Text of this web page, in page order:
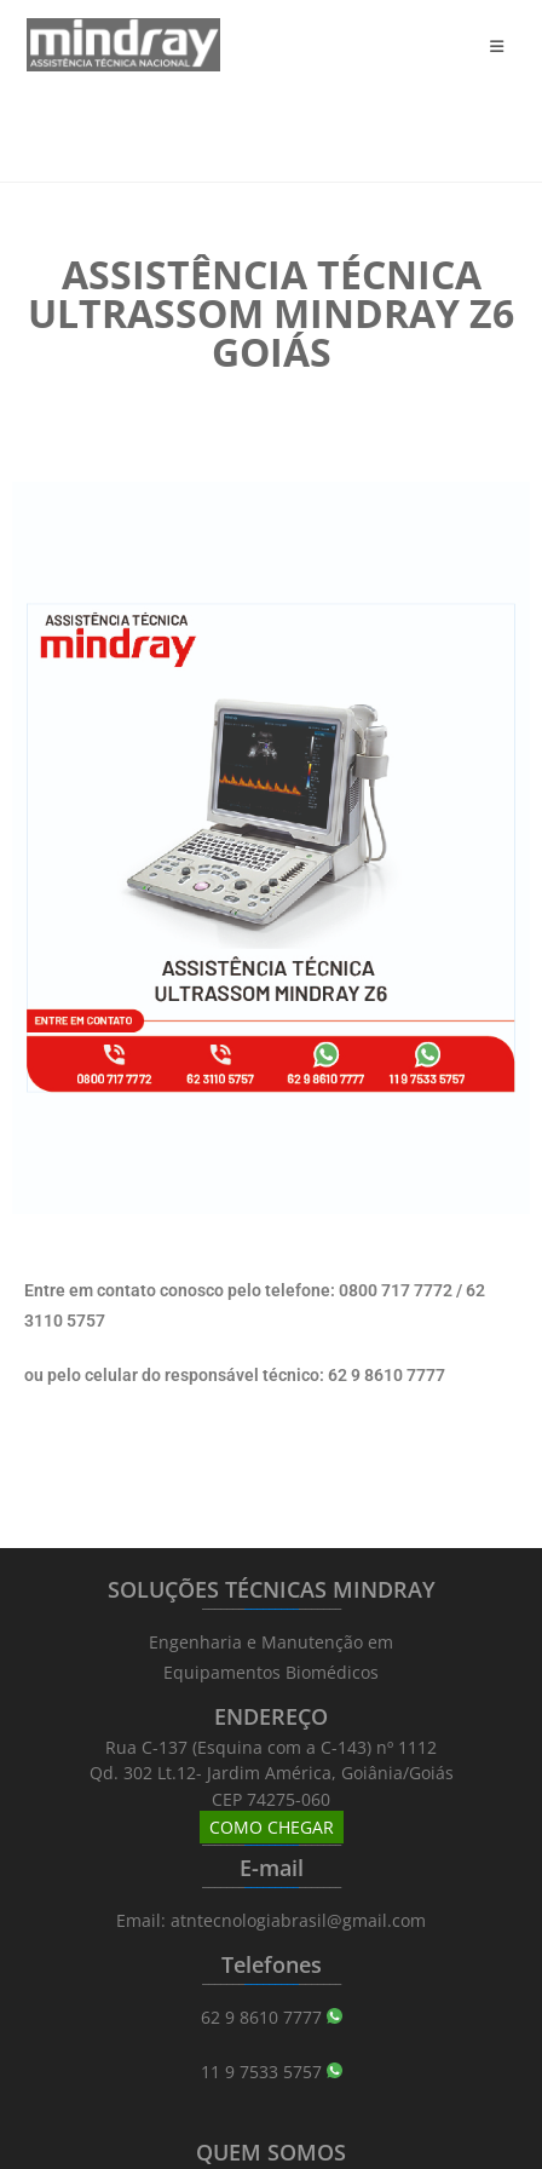
ASSISTÊNCIA TÉCNICA
ULTRASSOM MINDRAY Z6
GOIÁS
Entre em contato conosco pelo telefone: 0800 717 7772 / 62
3110 5757
ou pelo celular do responsável técnico: 62 9 8610 7777
SOLUÇÕES TÉCNICAS MINDRAY
_______________________
Engenharia e Manutenção em
Equipamentos Biomédicos
ENDEREÇO
Rua C-137 (Esquina com a C-143) nº 1112
Qd. 302 Lt.12- Jardim América, Goiânia/Goiás
CEP 74275-060
COMO CHEGAR
_______________________
E-mail
_______________________
Email: atntecnologiabrasil@gmail.com
Telefones
_______________________
62 9 8610 7777
11 9 7533 5757
QUEM SOMOS
_______________________